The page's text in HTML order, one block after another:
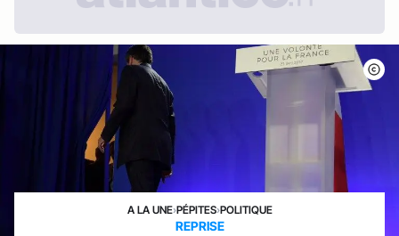
A LA UNE›PÉPITES›POLITIQUE
REPRISE